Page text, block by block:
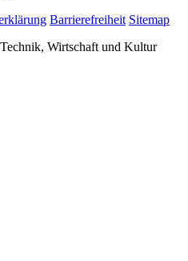
Barrierefreiheit Sitemap
Wirtschaft und Kultur